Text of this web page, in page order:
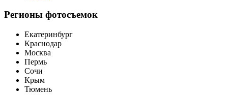
Регионы фотосъемок
Екатеринбург
Краснодар
Москва
Пермь
Сочи
Крым
Тюмень